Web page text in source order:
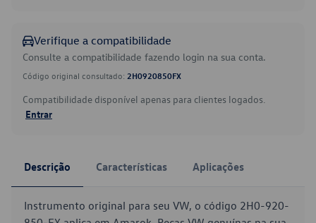
Verifique a compatibilidade
Consulte a compatibilidade fazendo login na sua conta.
Código original consultado: 2H0920850FX
Compatibilidade disponível apenas para clientes logados.
Entrar
Descrição Características Aplicações
Instrumento original para seu VW, o código 2H0-920-